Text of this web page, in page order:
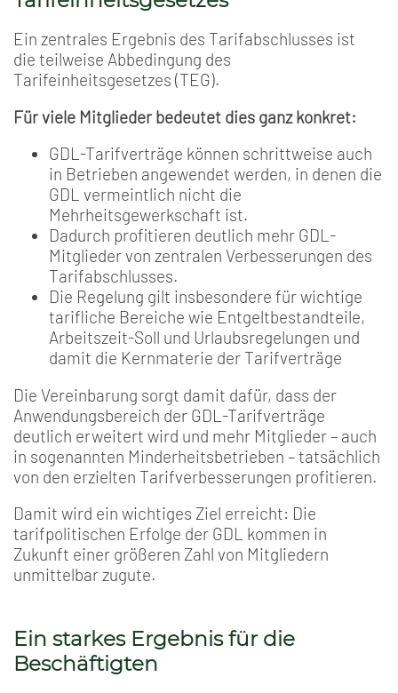
Ein zentrales Ergebnis des Tarifabschlusses ist
die teilweise Abbedingung des
Tarifeinheitsgesetzes (TEG).
Für viele Mitglieder bedeutet dies ganz konkret:
GDL-Tarifverträge können schrittweise auch
in Betrieben angewendet werden, in denen die
GDL vermeintlich nicht die
Mehrheitsgewerkschaft ist.
Dadurch profitieren deutlich mehr GDL-
Mitglieder von zentralen Verbesserungen des
Tarifabschlusses.
Die Regelung gilt insbesondere für wichtige
tarifliche Bereiche wie Entgeltbestandteile,
Arbeitszeit-Soll und Urlaubsregelungen und
damit die Kernmaterie der Tarifverträge
Die Vereinbarung sorgt damit dafür, dass der
Anwendungsbereich der GDL-Tarifverträge
deutlich erweitert wird und mehr Mitglieder – auch
in sogenannten Minderheitsbetrieben – tatsächlich
von den erzielten Tarifverbesserungen profitieren.
Damit wird ein wichtiges Ziel erreicht: Die
tarifpolitischen Erfolge der GDL kommen in
Zukunft einer größeren Zahl von Mitgliedern
unmittelbar zugute.
Ein starkes Ergebnis für die
Beschäftigten